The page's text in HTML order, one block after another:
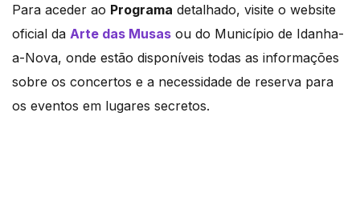
Para aceder ao Programa detalhado, visite o website
oficial da Arte das Musas ou do Município de Idanha-
a-Nova, onde estão disponíveis todas as informações
sobre os concertos e a necessidade de reserva para
os eventos em lugares secretos.